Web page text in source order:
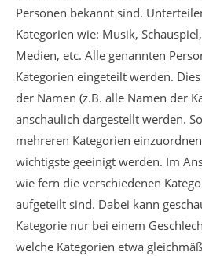
Personen bekannt sind.
Kategorien wie: Musik,
Medien, etc. Alle genannten
Kategorien eingeteilt werden.
der Namen (z.B. alle Namen der
anschaulich dargestellt werden.
mehreren Kategorien
wichtigste geeinigt werden. Im
wie fern die verschiedenen
aufgeteilt sind. Dabei kann
Kategorie nur bei einem
welche Kategorien etwa